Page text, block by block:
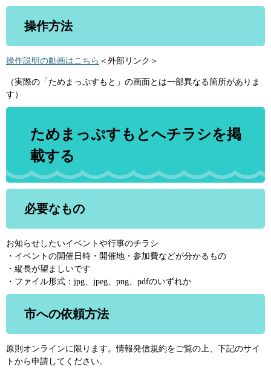
操作方法
操作説明の動画はこちら ＜外部リンク＞
（実際の「ためまっぷすもと」の画面とは一部異なる箇所がありま
す）
ためまっぷすもとへチラシを掲
載する
必要なもの
お知らせしたいイベントや行事のチラシ
・イベントの開催日時・開催地・参加費などが分かるもの
・縦長が望ましいです
・ファイル形式：jpg、jpeg、png、pdfのいずれか
市への依頼方法
原則オンラインに限ります。情報発信規約をご覧の上、下記のサイ
トから申請してください。